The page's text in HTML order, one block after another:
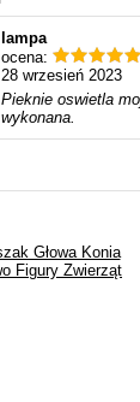
lampa
ocena:
28 wrzesień 2023
Pieknie oswietla
wykonana.